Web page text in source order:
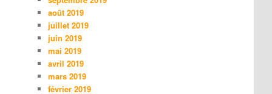
août 2019
juillet 2019
juin 2019
mai 2019
avril 2019
mars 2019
février 2019